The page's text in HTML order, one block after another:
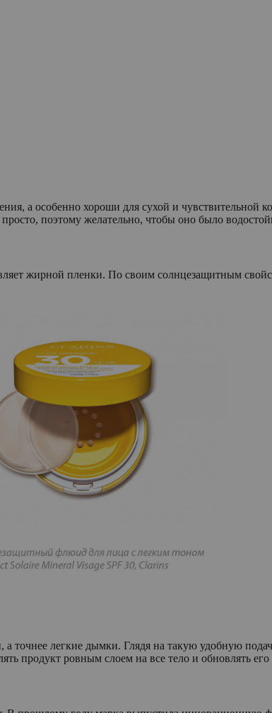
а особенно хороши для сухой и
поэтому желательно, чтобы оно было
жирной пленки. По своим солнцезащитным
точнее легкие дымки. Глядя на такую удобную
продукт ровным слоем на все тело и обновлять